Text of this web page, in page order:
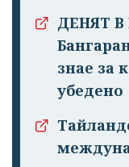
ДЕНЯТ
знае за
убедено